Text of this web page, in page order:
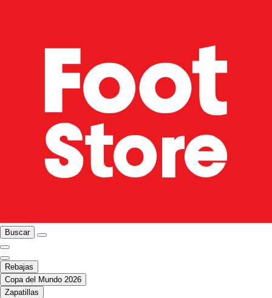
Buscar
Rebajas
Copa del Mundo 2026
Zapatillas